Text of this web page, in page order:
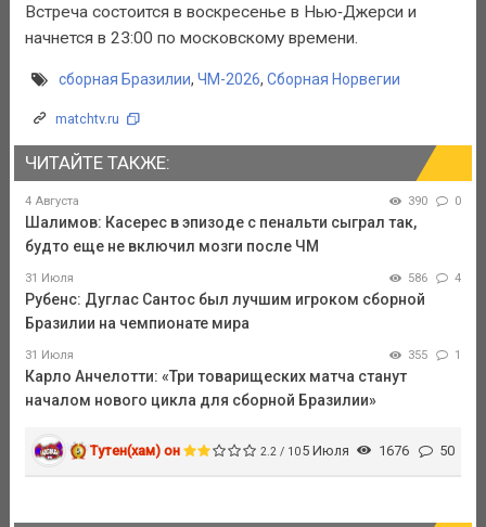
Встреча состоится в воскресенье в Нью‑Джерси и
начнется в 23:00 по московскому времени.
сборная Бразилии, ЧМ-2026, Сборная Норвегии
matchtv.ru
ЧИТАЙТЕ ТАКЖЕ:
4 Августа 390 0
Шалимов: Касерес в эпизоде с пенальти сыграл так,
будто еще не включил мозги после ЧМ
31 Июля 586 4
Рубенс: Дуглас Сантос был лучшим игроком сборной
Бразилии на чемпионате мира
31 Июля 355 1
Карло Анчелотти: «Три товарищеских матча станут
началом нового цикла для сборной Бразилии»
Тутен(хам) он 2.2 / 105 Июля 1676 50